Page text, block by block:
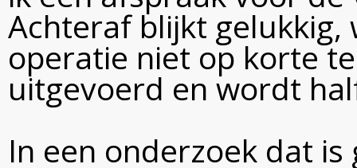
Achteraf blijkt
operatie niet op korte
uitgevoerd en wordt
In een onderzoek dat